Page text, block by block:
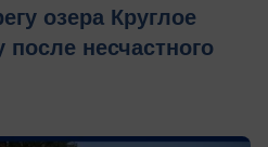
озера Круглое
после несчастного